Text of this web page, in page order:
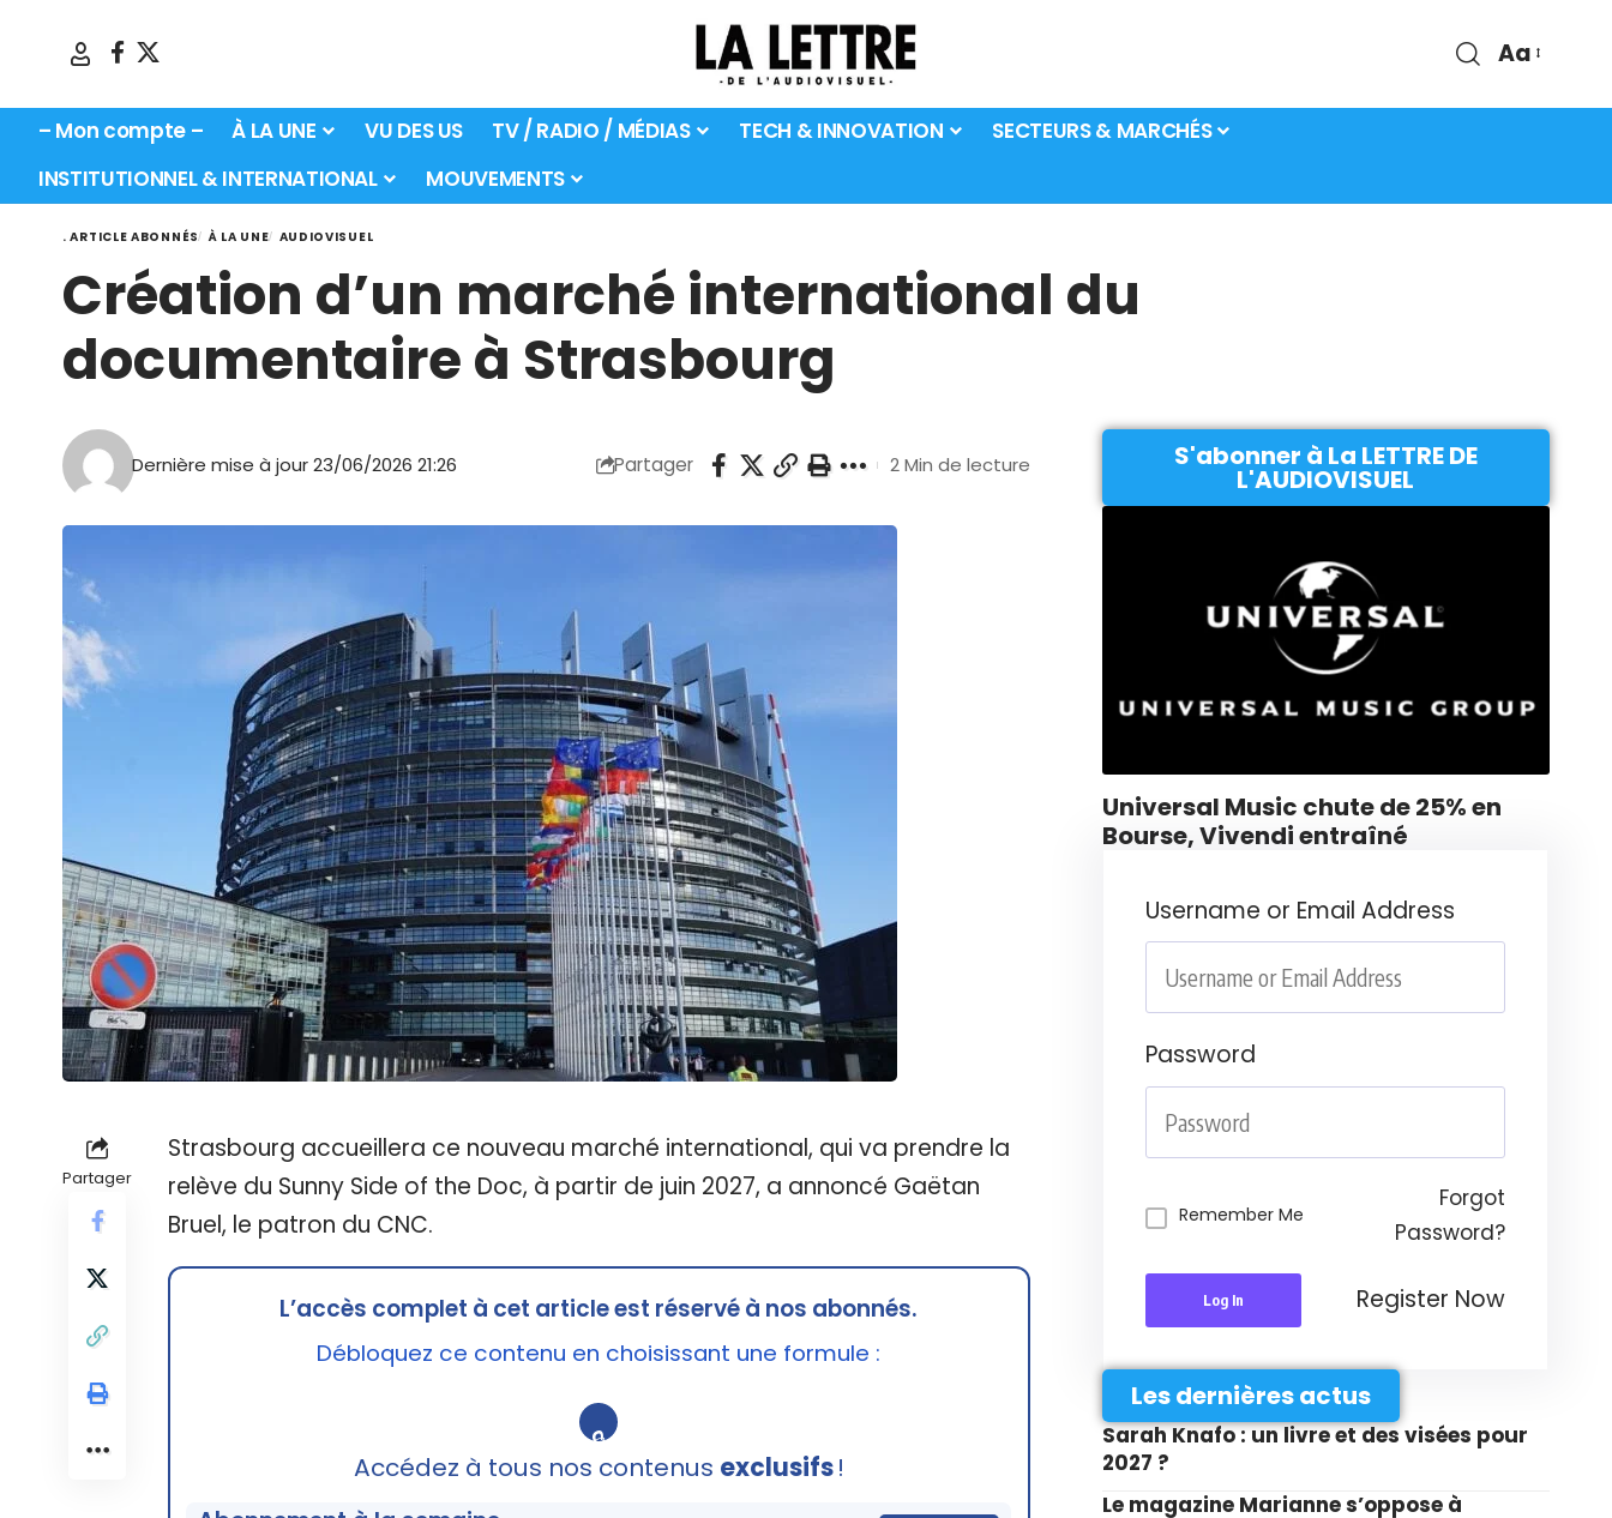
Aa
– Mon compte – À LA UNE VU DES US TV / RADIO / MÉDIAS TECH & INNOVATION
SECTEURS & MARCHÉS
INSTITUTIONNEL & INTERNATIONAL
MOUVEMENTS
. ARTICLE ABONNÉS À LA UNE AUDIOVISUEL
Création d’un marché international du
documentaire à Strasbourg
Dernière mise à jour 23/06/2026 21:26 Partager 2 Min de lecture
Partager
Strasbourg accueillera ce nouveau marché international, qui va prendre la
relève du Sunny Side of the Doc, à partir de juin 2027, a annoncé Gaëtan
Bruel, le patron du CNC.
L’accès complet à cet article est réservé à nos abonnés.
Débloquez ce contenu en choisissant une formule :
🔒
Accédez à tous nos contenus exclusifs!
S'abonner à La LETTRE DE
L'AUDIOVISUEL
Universal Music chute de 25% en
Bourse, Vivendi entraîné
Username or Email Address
Password
Remember Me
Forgot
Password?
Log In Register Now
Les dernières actus
Sarah Knafo : un livre et des visées pour
2027 ?
Le magazine Marianne s’oppose à